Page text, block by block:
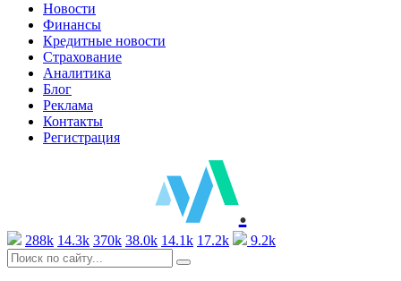
Новости
Финансы
Кредитные новости
Страхование
Аналитика
Блог
Реклама
Контакты
Регистрация
.
288k 14.3k 370k 38.0k 14.1k 17.2k 9.2k